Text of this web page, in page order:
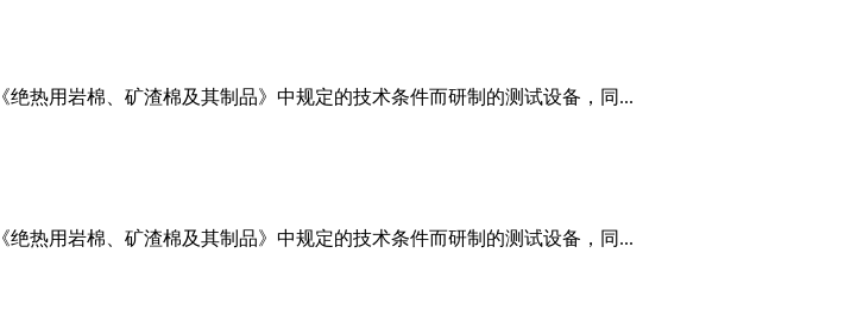
《绝热用岩棉、矿渣棉及其制品》中规定的技术条件而研制的测试设备，同...
《绝热用岩棉、矿渣棉及其制品》中规定的技术条件而研制的测试设备，同...